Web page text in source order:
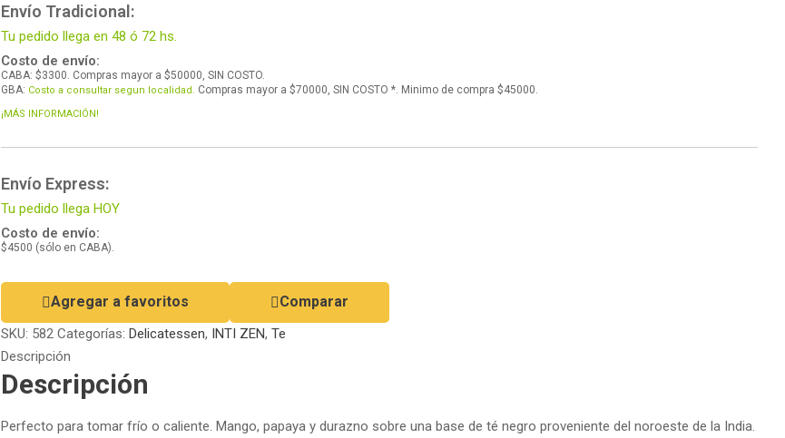
Envío Tradicional:
Tu pedido llega en 48 ó 72 hs.
Costo de envío:
CABA: $3300. Compras mayor a $50000, SIN COSTO.
GBA: Costo a consultar segun localidad. Compras mayor a $70000, SIN COSTO *. Minimo de compra $45000.
¡MÁS INFORMACIÓN!
Envío Express:
Tu pedido llega HOY
Costo de envío:
$4500 (sólo en CABA).
Agregar a favoritos Comparar
SKU: 582 Categorías: Delicatessen, INTI ZEN, Te
Descripción
Descripción
Perfecto para tomar frío o caliente. Mango, papaya y durazno sobre una base de té negro proveniente del noroeste de la India.